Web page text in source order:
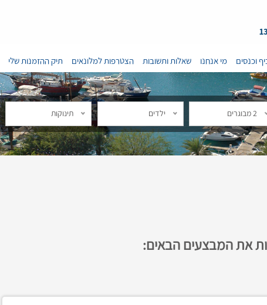
וכנסים מי אנחנו שאלות ותשובות הצטרפות למלונאים תיק ההזמנות שלי
2 מבוגרים ילדים תינוקות
את המבצעים הבאים: